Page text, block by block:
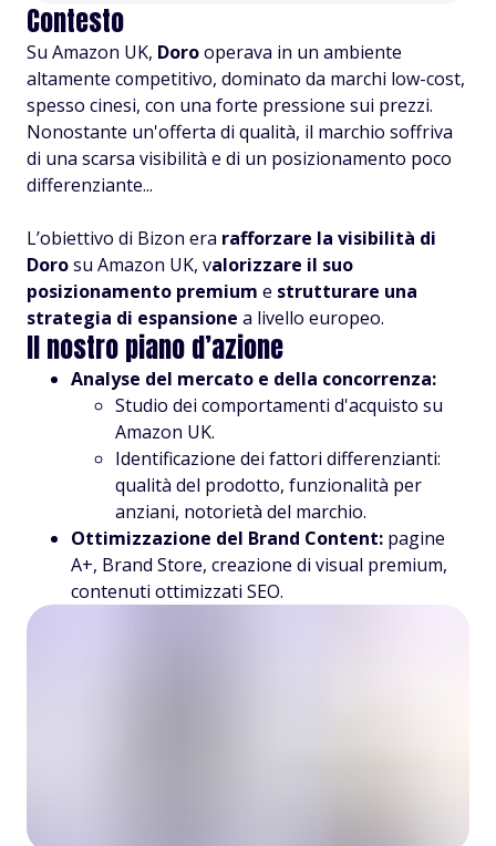
Contesto
Su Amazon UK, Dorooperava in un ambiente
altamente competitivo, dominato da marchi low-cost,
spesso cinesi, con una forte pressione sui prezzi.
Nonostante un'offerta di qualità, il marchio soffriva
di una scarsa visibilità e di un posizionamento poco
differenziante...
L’obiettivo di Bizon era rafforzare la visibilità di
Dorosu Amazon UK, valorizzare il suo
posizionamento premium e strutturare una
strategia di espansione a livello europeo.
Il nostro piano d’azione
Analyse del mercato e della concorrenza:
Studio dei comportamenti d'acquisto su
Amazon UK.
Identificazione dei fattori differenzianti:
qualità del prodotto, funzionalità per
anziani, notorietà del marchio.
Ottimizzazione del Brand Content: pagine
A+, Brand Store, creazione di visual premium,
contenuti ottimizzati SEO.